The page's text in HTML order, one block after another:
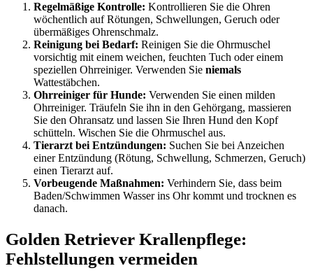
Regelmäßige Kontrolle: Kontrollieren Sie die Ohren
wöchentlich auf Rötungen, Schwellungen, Geruch oder
übermäßiges Ohrenschmalz.
Reinigung bei Bedarf: Reinigen Sie die Ohrmuschel
vorsichtig mit einem weichen, feuchten Tuch oder einem
speziellen Ohrreiniger. Verwenden Sie niemals
Wattestäbchen.
Ohrreiniger für Hunde: Verwenden Sie einen milden
Ohrreiniger. Träufeln Sie ihn in den Gehörgang, massieren
Sie den Ohransatz und lassen Sie Ihren Hund den Kopf
schütteln. Wischen Sie die Ohrmuschel aus.
Tierarzt bei Entzündungen: Suchen Sie bei Anzeichen
einer Entzündung (Rötung, Schwellung, Schmerzen, Geruch)
einen Tierarzt auf.
Vorbeugende Maßnahmen: Verhindern Sie, dass beim
Baden/Schwimmen Wasser ins Ohr kommt und trocknen es
danach.
Golden Retriever Krallenpflege:
Fehlstellungen vermeiden